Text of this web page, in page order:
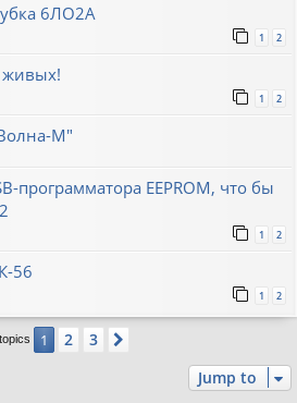
6ЛО2А
1 2
живых!
1 2
М"
программатора EEPROM, что бы
1 2
56
1 2
1 2 3
Jump to